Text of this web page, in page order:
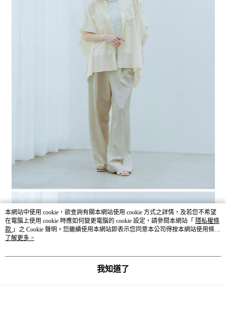
本網站中使用 cookie，欲查詢有關本網站使用 cookie 方式之詳情，及若您不希望
在電腦上使用 cookie 時應如何變更電腦的 cookie 設定，請參閱本網站「 隱私權條
款 」之 Cookie 聲明。您繼續使用本網站即表示您同意本公司得按本網站使用條款
之 Cookie 聲明使用 cookie。
了解更多 >
我知道了